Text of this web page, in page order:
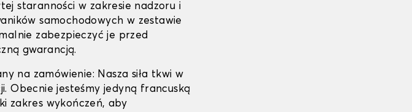
staranności w zakresie nadzoru i
samochodowych w zestawie
zabezpieczyć je przed
gwarancją.
na zamówienie: Nasza siła tkwi w
Obecnie jesteśmy jedyną francuską
zakres wykończeń, aby